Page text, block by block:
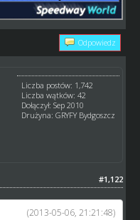
Odpowiedz
Liczba postów: 1,742
Liczba wątków: 42
Dołączył: Sep 2010
Drużyna: GRYFY Bydgoszcz
#1,122
(2013-05-06, 21:21:48)